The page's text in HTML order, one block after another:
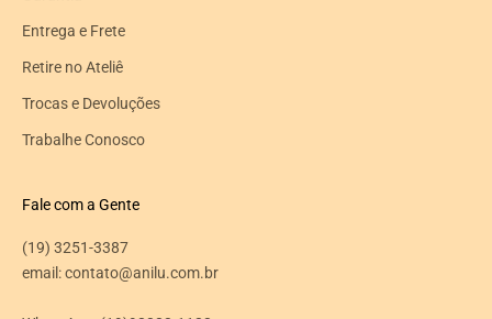
Entrega e Frete
Retire no Ateliê
Trocas e Devoluções
Trabalhe Conosco
Fale com a Gente
(19) 3251-3387
email: contato@anilu.com.br